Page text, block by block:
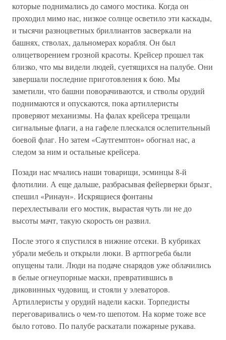
которые поднимались до самого мостика. Когда он
проходил мимо нас, низкое солнце осветило эти каскады,
и тысячи разноцветных бриллиантов засверкали на
башнях, стволах, дальномерах корабля. Он был
олицетворением грозной красоты. Крейсер прошел так
близко, что мы видели людей, суетящихся на палубе. Они
завершали последние приготовления к бою. Мы
заметили, что башни поворачиваются, и стволы орудий
поднимаются и опускаются, пока артиллеристы
проверяют механизмы. На фалах крейсера трещали
сигнальные флаги, а на гафеле плескался ослепительный
боевой флаг. Но затем «Саутгемптон» обогнал нас, а
следом за ним и остальные крейсера.
Позади нас мчались наши товарищи, эсминцы 8-й
флотилии. А еще дальше, разбрасывая фейерверки брызг,
спешил «Ринаун». Искрящиеся фонтаны
перехлестывали его мостик, вырастая чуть ли не до
высоты мачт, такую скорость он развил.
После этого я спустился в нижние отсеки. В кубриках
убрали мебель и открыли люки. В артпогреба были
опущены тали. Люди на подаче снарядов уже облачились
в белые огнеупорные маски, превратившись в
диковинных чудовищ, и стояли у элеваторов.
Артиллеристы у орудий надели каски. Торпедисты
переговаривались о чем-то шепотом. На корме тоже все
было готово. По палубе раскатали пожарные рукава.